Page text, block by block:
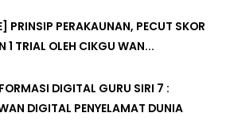
PRINSIP PERAKAUNAN, PECUT SKOR
1 TRIAL OLEH CIKGU WAN...
DIGITAL GURU SIRI 7 :
DIGITAL PENYELAMAT DUNIA